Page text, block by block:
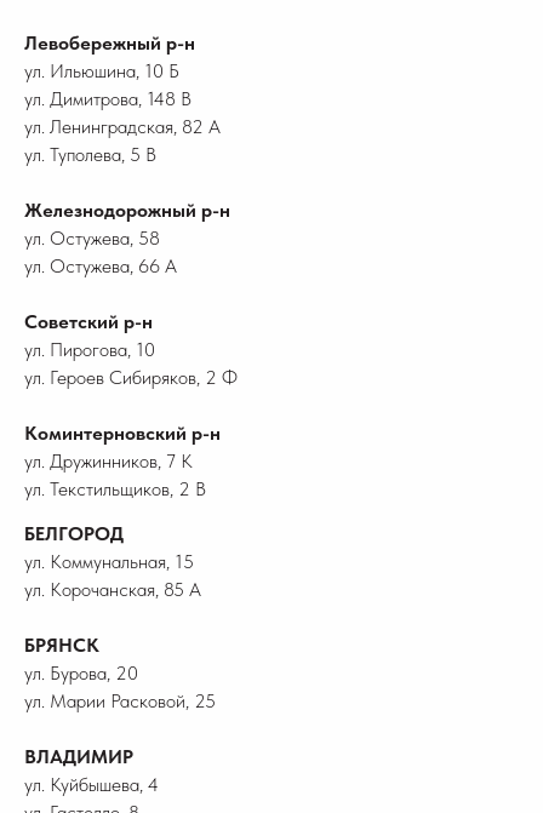
Левобережный р-н
ул. Ильюшина, 10 Б
ул. Димитрова, 148 В
ул. Ленинградская, 82 А
ул. Туполева, 5 В
Железнодорожный р-н
ул. Остужева, 58
ул. Остужева, 66 А
Советский р-н
ул. Пирогова, 10
ул. Героев Сибиряков, 2 Ф
Коминтерновский р-н
ул. Дружинников, 7 К
ул. Текстильщиков, 2 В
БЕЛГОРОД
ул. Коммунальная, 15
ул. Корочанская, 85 А
БРЯНСК
ул. Бурова, 20
ул. Марии Расковой, 25
ВЛАДИМИР
ул. Куйбышева, 4